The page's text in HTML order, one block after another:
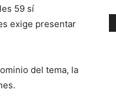
59 sí
exige presentar
del tema, la